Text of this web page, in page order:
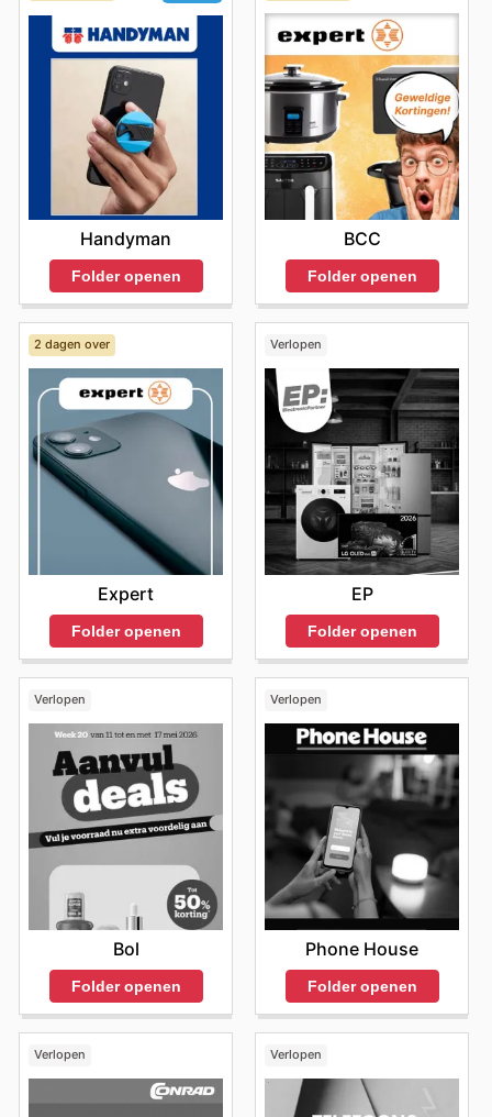
nieuwe producten en tijdelijke kortingsacties. Zo bent u
altijd op de hoogte van de meest aantrekkelijke deals
en de nieuwste innovaties op elektronicagebied.
Vind uw favoriete merken bij Ziggo — ontdek hun online
deals vandaag nog.
Handyman
Folder openen
BCC
Folder openen
2 dagen over
Expert
Folder openen
Verlopen
EP
Folder openen
Verlopen
Bol
Folder openen
Verlopen
Phone House
Folder openen
Verlopen Verlopen